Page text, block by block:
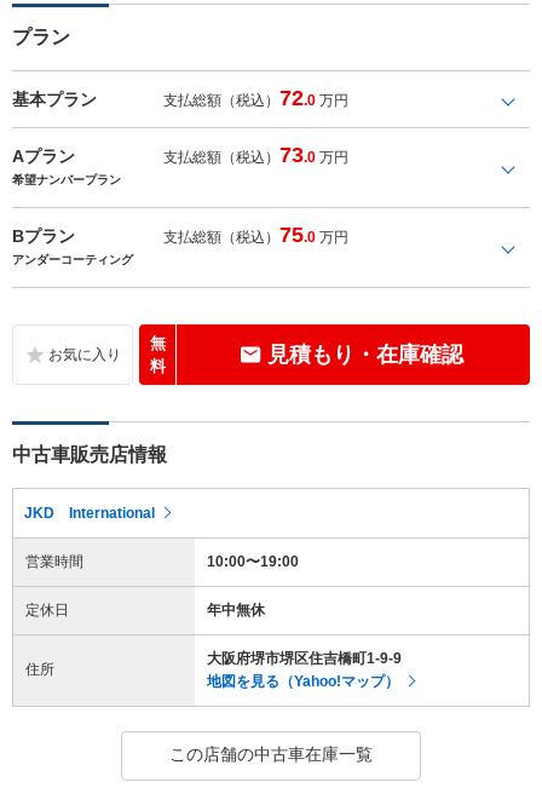
プラン
基本プラン 支払総額（税込） 72.0 万円
Aプラン 支払総額（税込） 73.0 万円
希望ナンバープラン
Bプラン 支払総額（税込） 75.0 万円
アンダーコーティング
無
料
見積もり・在庫確認
中古車販売店情報
JKD International
営業時間 10:00〜19:00
定休日 年中無休
住所
大阪府堺市堺区住吉橋町1-9-9
地図を見る（Yahoo!マップ）
この店舗の中古車在庫一覧